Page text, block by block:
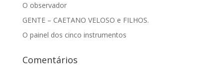
O observador
GENTE – CAETANO VELOSO e FILHOS.
O painel dos cinco instrumentos
Comentários